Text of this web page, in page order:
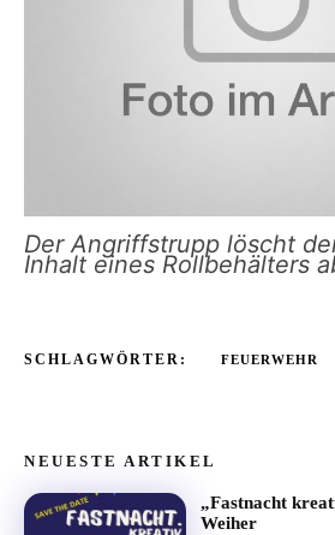
Der Angriffstrupp löscht
Inhalt eines Rollbehälters
SCHLAGWÖRTER: FEUERWEHR
NEUESTE ARTIKEL
„Fastnacht
Weiher